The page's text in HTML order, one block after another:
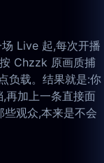
Live 起,每次开播
Chzzk 原画质捕
负载。结果就是:你
再加上一条直接面
观众,本来是不会